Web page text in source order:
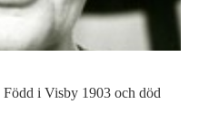
Född i Visby 1903 och död